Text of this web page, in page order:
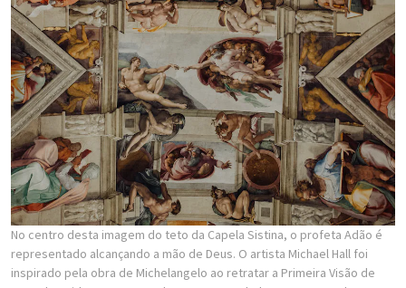
No centro desta imagem do teto da Capela Sistina, o profeta Adão é
representado alcançando a mão de Deus. O artista Michael Hall foi
inspirado pela obra de Michelangelo ao retratar a Primeira Visão de